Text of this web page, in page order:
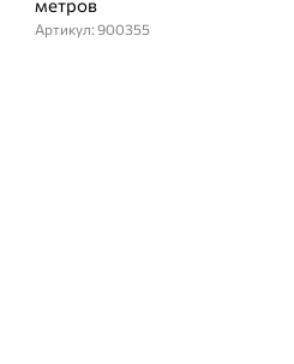
метров
Артикул: 900355